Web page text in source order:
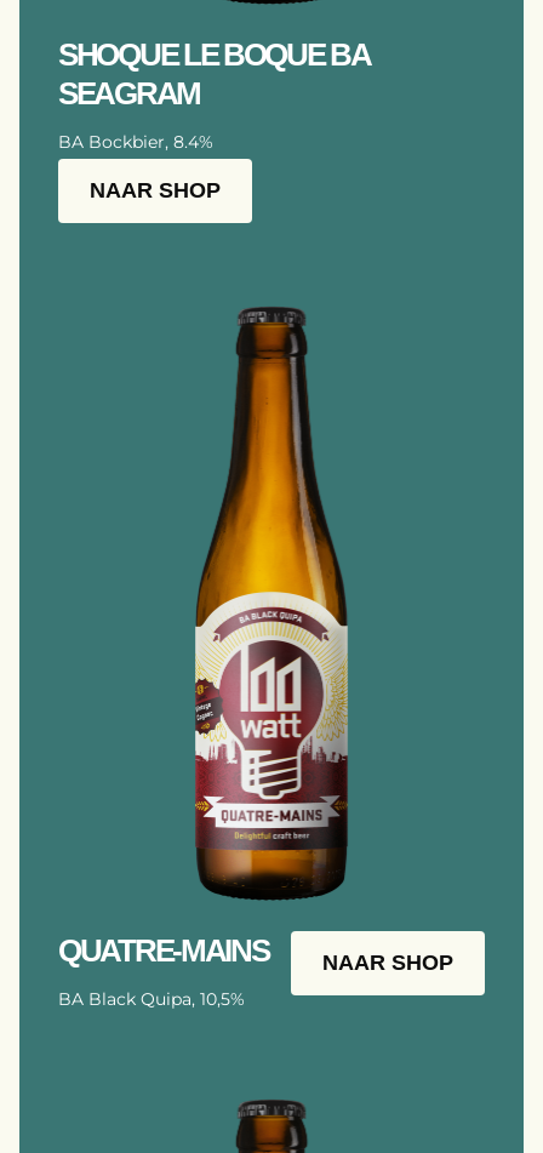
SHOQUE LE BOQUE BA
SEAGRAM
BA Bockbier, 8.4%
NAAR SHOP
QUATRE-MAINS
BA Black Quipa, 10,5%
NAAR SHOP